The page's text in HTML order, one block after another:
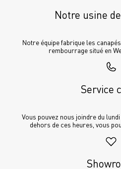
Notre usine
Notre équipe fabrique les
rembourrage situé en
Service
Vous pouvez nous joindre du
dehors de ces heures, vous